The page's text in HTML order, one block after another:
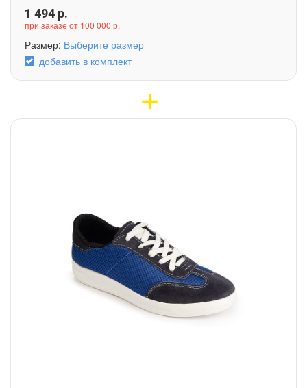
1 494 р.
при заказе от 100 000 р.
Размер: Выберите размер
добавить в комплект